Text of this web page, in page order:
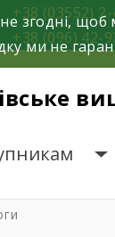
+38 (03552)
+38 (096) 42-
згодні,
ми не